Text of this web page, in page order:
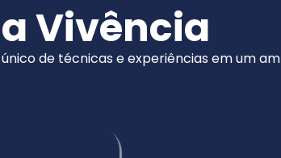
Vivência
de técnicas e experiências em um